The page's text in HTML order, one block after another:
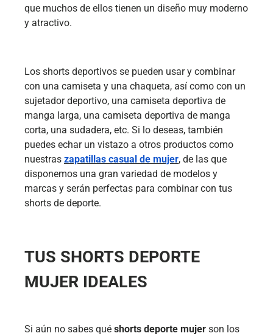
que muchos de ellos tienen un diseño muy moderno
y atractivo.
Los shorts deportivos se pueden usar y combinar
con una camiseta y una chaqueta, así como con un
sujetador deportivo, una camiseta deportiva de
manga larga, una camiseta deportiva de manga
corta, una sudadera, etc. Si lo deseas, también
puedes echar un vistazo a otros productos como
nuestras zapatillas casual de mujer, de las que
disponemos una gran variedad de modelos y
marcas y serán perfectas para combinar con tus
shorts de deporte.
TUS SHORTS DEPORTE
MUJER IDEALES
Si aún no sabes qué shorts deporte mujer son los